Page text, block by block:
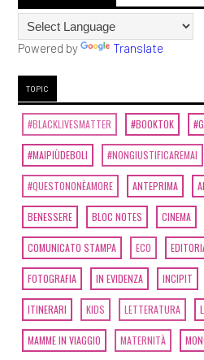
Powered by Translate
TOPIC
#BLACKLIVESMATTER #BOOKTOK
#MAIPIÙDEBOLI #NONGIUSTIFICAREMAI
#QUESTONONÈAMORE ANTEPRIMA
BENESSERE BLOC NOTES CINEMA
COMUNICATO STAMPA ECO
FOTOGRAFIA IN EVIDENZA INCIPIT
ITINERARI KIDS LETTERATURA
MAMME IN VIAGGIO MATERNITÀ